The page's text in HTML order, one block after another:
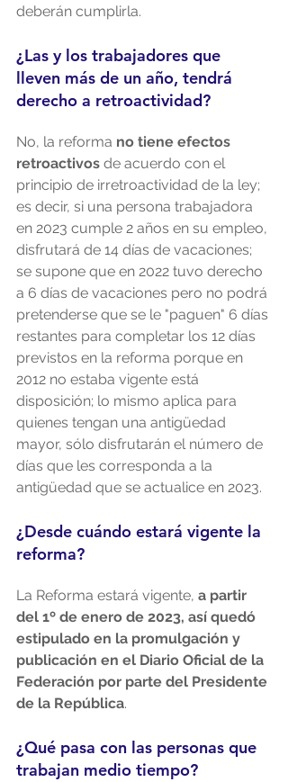
deberán cumplirla.
¿Las y los trabajadores que
lleven más de un año, tendrá
derecho a retroactividad?
No, la reforma no tiene efectos
retroactivos de acuerdo con el
principio de irretroactividad de la ley;
es decir, si una persona trabajadora
en 2023 cumple 2 años en su empleo,
disfrutará de 14 días de vacaciones;
se supone que en 2022 tuvo derecho
a 6 días de vacaciones pero no podrá
pretenderse que se le "paguen" 6 días
restantes para completar los 12 días
previstos en la reforma porque en
2012 no estaba vigente está
disposición; lo mismo aplica para
quienes tengan una antigüedad
mayor, sólo disfrutarán el número de
días que les corresponda a la
antigüedad que se actualice en 2023.
¿Desde cuándo estará vigente la
reforma?
La Reforma estará vigente, a partir
del 1º de enero de 2023, así quedó
estipulado en la promulgación y
publicación en el Diario Oficial de la
Federación por parte del Presidente
de la República.
¿Qué pasa con las personas que
trabajan medio tiempo?